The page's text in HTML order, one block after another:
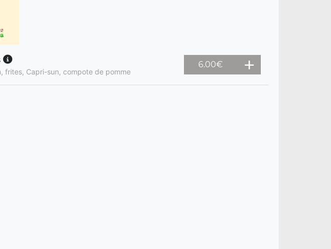
frites, Capri-sun, compote de pomme
6.00€